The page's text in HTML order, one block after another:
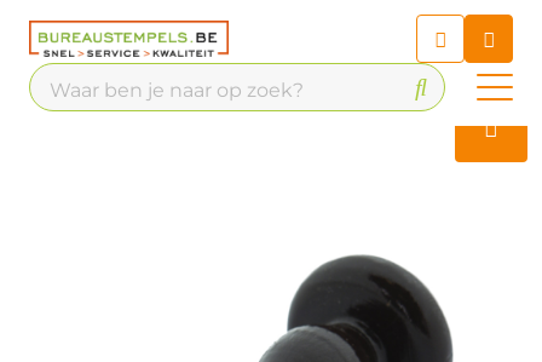
Chat 24/7 met onze chatbot
voor hulp
Contact